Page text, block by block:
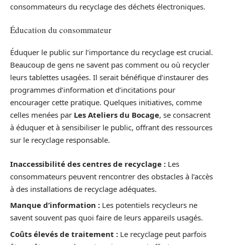
consommateurs du recyclage des déchets électroniques.
Éducation du consommateur
Éduquer le public sur l’importance du recyclage est crucial.
Beaucoup de gens ne savent pas comment ou où recycler
leurs tablettes usagées. Il serait bénéfique d’instaurer des
programmes d’information et d’incitations pour
encourager cette pratique. Quelques initiatives, comme
celles menées par Les Ateliers du Bocage, se consacrent
à éduquer et à sensibiliser le public, offrant des ressources
sur le recyclage responsable.
Inaccessibilité des centres de recyclage : Les
consommateurs peuvent rencontrer des obstacles à l’accès
à des installations de recyclage adéquates.
Manque d’information : Les potentiels recycleurs ne
savent souvent pas quoi faire de leurs appareils usagés.
Coûts élevés de traitement : Le recyclage peut parfois